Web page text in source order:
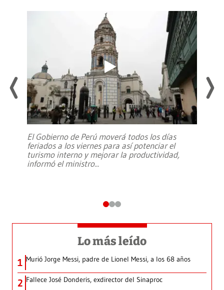
El Gobierno de Perú moverá todos los días
feriados a los viernes para así potenciar el
turismo interno y mejorar la productividad,
informó el ministro...
Lo más leído
1 Murió Jorge Messi, padre de Lionel Messi, a los 68 años
2 Fallece José Donderis, exdirector del Sinaproc